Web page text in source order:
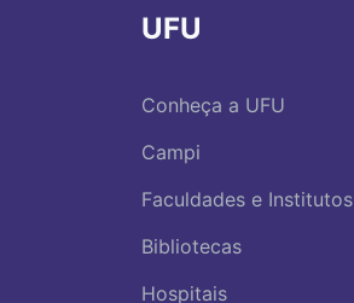
UFU
Conheça a UFU
Campi
Faculdades e Institutos
Bibliotecas
Hospitais